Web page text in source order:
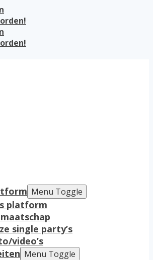
Menu Toggle
platform
single party’s
video’s
Menu Toggle